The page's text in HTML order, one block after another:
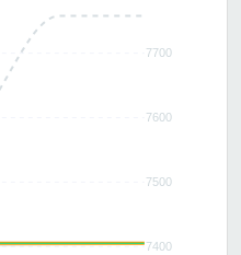
7700
7600
7500
7400